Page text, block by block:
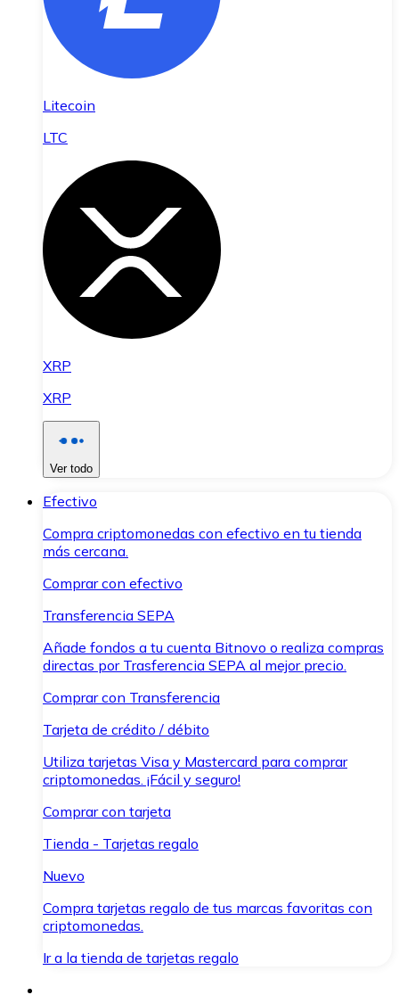
Litecoin
LTC
XRP
XRP
Ver todo
Efectivo
Compra criptomonedas con efectivo en tu tienda
más cercana.
Comprar con efectivo
Transferencia SEPA
Añade fondos a tu cuenta Bitnovo o realiza compras
directas por Trasferencia SEPA al mejor precio.
Comprar con Transferencia
Tarjeta de crédito / débito
Utiliza tarjetas Visa y Mastercard para comprar
criptomonedas. ¡Fácil y seguro!
Comprar con tarjeta
Tienda - Tarjetas regalo
Nuevo
Compra tarjetas regalo de tus marcas favoritas con
criptomonedas.
Ir a la tienda de tarjetas regalo